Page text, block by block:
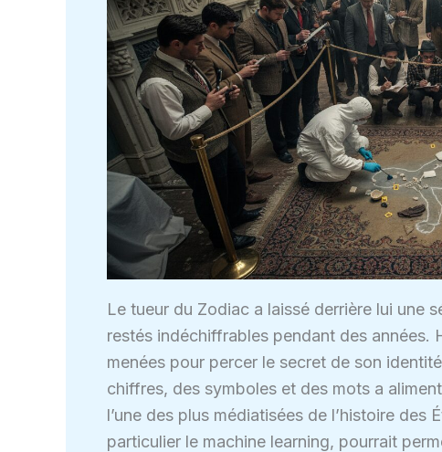
Le tueur du Zodiac a laissé derrière lui une
restés indéchiffrables pendant des
menées pour percer le secret de son
chiffres, des symboles et des mots a
l’une des plus médiatisées de l’histoire des
particulier le machine learning, pourrait